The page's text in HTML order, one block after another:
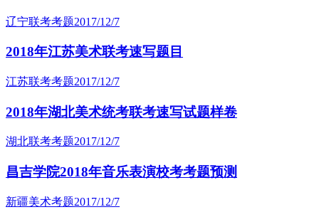
辽宁联考考题2017/12/7
2018年江苏美术联考速写题目
江苏联考考题2017/12/7
2018年湖北美术统考联考速写试题样卷
湖北联考考题2017/12/7
昌吉学院2018年音乐表演校考考题预测
新疆美术考题2017/12/7